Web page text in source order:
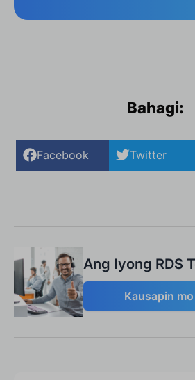
Bahagi:
Facebook Twitter
Ang Iyong RDS
Kausapin